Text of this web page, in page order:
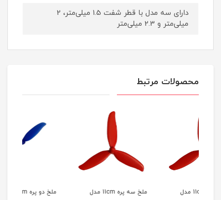
دارای سه مدل با قطر شفت 1.5 میلی‌متر، 2
میلی‌متر و 2.3 میلی‌متر
محصولات مرتبط
ملخ سه پره 11cm مدل
ملخ دو پره 7.4cm مدل